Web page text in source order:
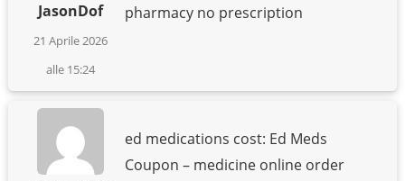
JasonDof
21 Aprile 2026
alle 15:24
pharmacy no prescription
ed medications cost: Ed Meds
Coupon – medicine online order